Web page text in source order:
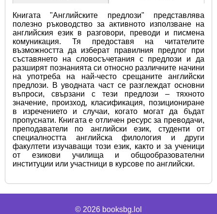
Книгата "Английските предлози" представлява
полезно ръководство за активното използване на
английския език в разговори, преводи и писмена
комуникация. Тя предоставя на читателите
възможността да изберат правилния предлог при
съставянето на словосъчетания с предлози и да
разширят познанията си относно различните начини
на употреба на най-често срещаните английски
предлози. В уводната част се разглеждат основни
въпроси, свързани с тези предлози – тяхното
значение, произход, класификация, позициониране
в изречението и случаи, когато могат да бъдат
пропуснати. Книгата е отличен ресурс за преводачи,
преподаватели по английски език, студенти от
специалността английска филология и други
факултети изучаващи този език, както и за ученици
от езикови училища и общообразователни
институции или участници в курсове по английски.
© 2026 booksbg.lol